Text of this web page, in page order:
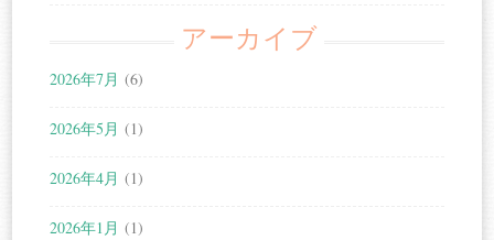
アーカイブ
2026年7月 (6)
2026年5月 (1)
2026年4月 (1)
2026年1月 (1)